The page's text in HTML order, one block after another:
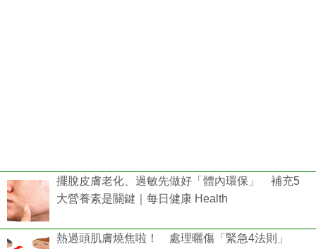
擺脫皮膚老化、過敏先做好「體內環保」 補充5
大營養素是關鍵｜每日健康 Health
熱過頭肌膚燒焦啦！ 處理曬傷「緊急4法則」